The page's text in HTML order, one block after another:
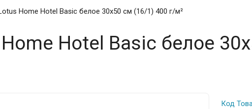
Home Hotel Basic белое 30х50 см (16/1) 400 г/м²
Hotel Basic белое
Код